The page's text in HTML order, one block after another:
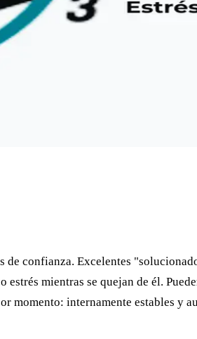
confianza. Excelentes
mientras se quejan de él.
momento: internamente estables y